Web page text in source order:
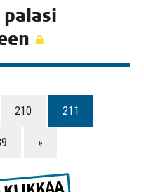
210 211
»